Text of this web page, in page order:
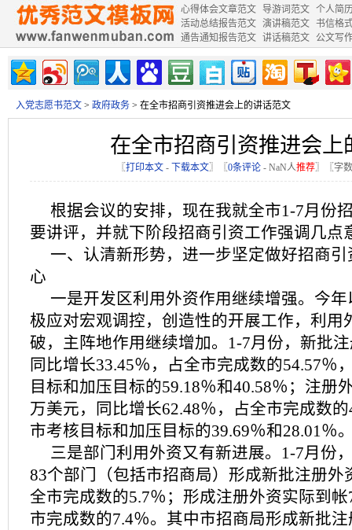
心得体会文章范文 导游词范文 个人简
活动总结报告范文 演讲稿范文 书信格
通告通知报告范文 讲话稿范文 公文写
入党志愿书范文 > 政府政务 > 在全市招商引资推进会上的讲话范文
在全市招商引资推进会上
〖打印本文 - 下载本文〗〖0条评论 - NaN人推荐〗〖字
根据会议的安排，现在我就全市1-7月份
要讲评，并就下阶段招商引资工作强调几点
一、认清新形势，进一步坚定做好招商
心
一是开发区利用外资作用继续增强。今
极应对宏观调控，创造性的开展工作，利用
破，主阵地作用继续增加。1-7月份，新批
同比增长33.45％，占全市完成数的54.57％
目标和加压目标的59.18％和40.58％；注册
万美元，同比增长62.48％，占全市完成数
市考核目标和加压目标的39.69％和28.01％
三是部门利用外资又有新进展。1-7月份
83个部门（包括市招商局）形成新批注册外
全市完成数的5.7％；形成注册外资实际到
市完成数的7.4％。其中市招商局形成新批